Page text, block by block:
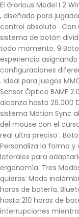
El Glorious Model I 2
, diseñado para
control absoluto .
sistema de botón
todo momento. 9
experiencia
configuraciones
. Ideal para juegos
Sensor Óptico BAMF
alcanza hasta 26.000
sistema Motion Sync
del mouse con el
real ultra preciso .
Personaliza la forma y
laterales para
ergonomía. Tres
quieras: Modo
horas de batería.
hasta 210 horas de
interrupciones